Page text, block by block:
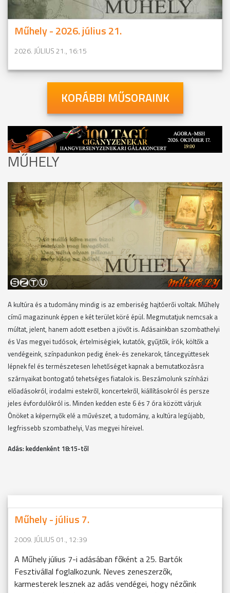
Műhely - 2026. július 21.
2026. JÚLIUS 21., 16:15
KORÁBBI MŰSORAINK
MŰHELY
A kultúra és a tudomány mindig is az emberiség hajtóerői voltak. Műhely
című magazinunk éppen e két terület köré épül. Megmutatjuk nemcsak a
múltat, jelent, hanem adott esetben a jövőt is. Adásainkban szombathelyi
és Vas megyei tudósok, értelmiségiek, kutatók, gyűjtők, írók, költők a
vendégeink, színpadunkon pedig ének-és zenekarok, táncegyüttesek
lépnek fel és természetesen lehetőséget kapnak a bemutatkozásra
szárnyaikat bontogató tehetséges fiatalok is. Beszámolunk színházi
előadásokról, irodalmi estekről, koncertekről, kiállításokról és persze
jeles évfordulókról is. Minden kedden este 6 és 7 óra között várjuk
Önöket a képernyők elé a művészet, a tudomány, a kultúra legújabb,
legfrissebb szombathelyi, Vas megyei híreivel.
Adás: keddenként 18:15-től
Műhely - július 7.
2009. JÚLIUS 01., 12:39
A Műhely július 7-i adásában főként a 25. Bartók
Fesztivállal foglalkozunk. Neves zeneszerzők,
karmesterek lesznek az adás vendégei, hogy nézőink